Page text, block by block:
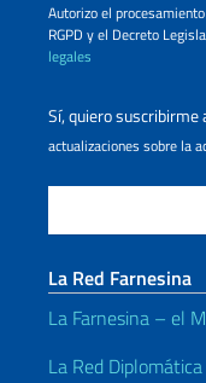
Autorizo ​​el
RGPD y el Decreto
legales
Sí, quiero
actualizaciones sobre la
La Red Farnesina
La Farnesina – el
La Red Diplomática